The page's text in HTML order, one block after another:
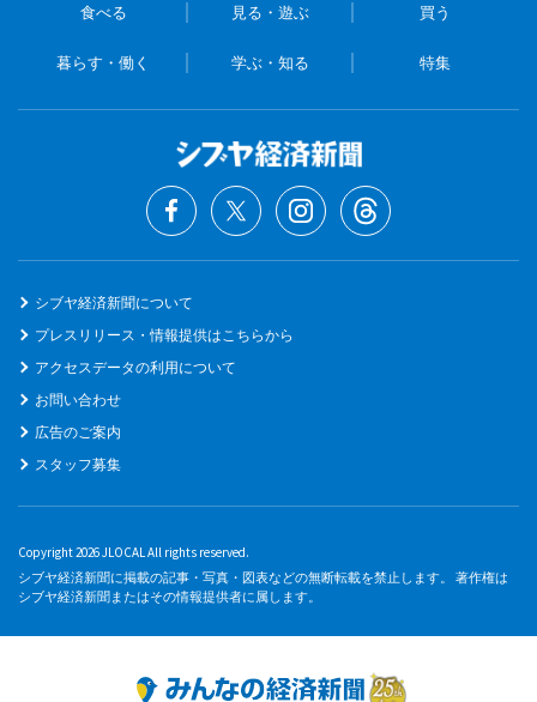
食べる 見る・遊ぶ 買う
暮らす・働く 学ぶ・知る 特集
シブヤ経済新聞について
プレスリリース・情報提供はこちらから
アクセスデータの利用について
お問い合わせ
広告のご案内
スタッフ募集
Copyright 2026 JLOCAL All rights reserved.
シブヤ経済新聞に掲載の記事・写真・図表などの無断転載を禁止します。 著作権は
シブヤ経済新聞またはその情報提供者に属します。